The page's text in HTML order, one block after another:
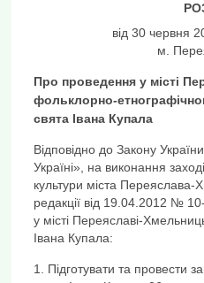
від 30
м.
Про проведення у місті
фольклорно-
свята Івана Купала
Відповідно до Закону
Україні», на виконання
культури міста
редакції від 19.04.2012 №
у місті Переяславі-
Івана Купала:
1. Підготувати та провести